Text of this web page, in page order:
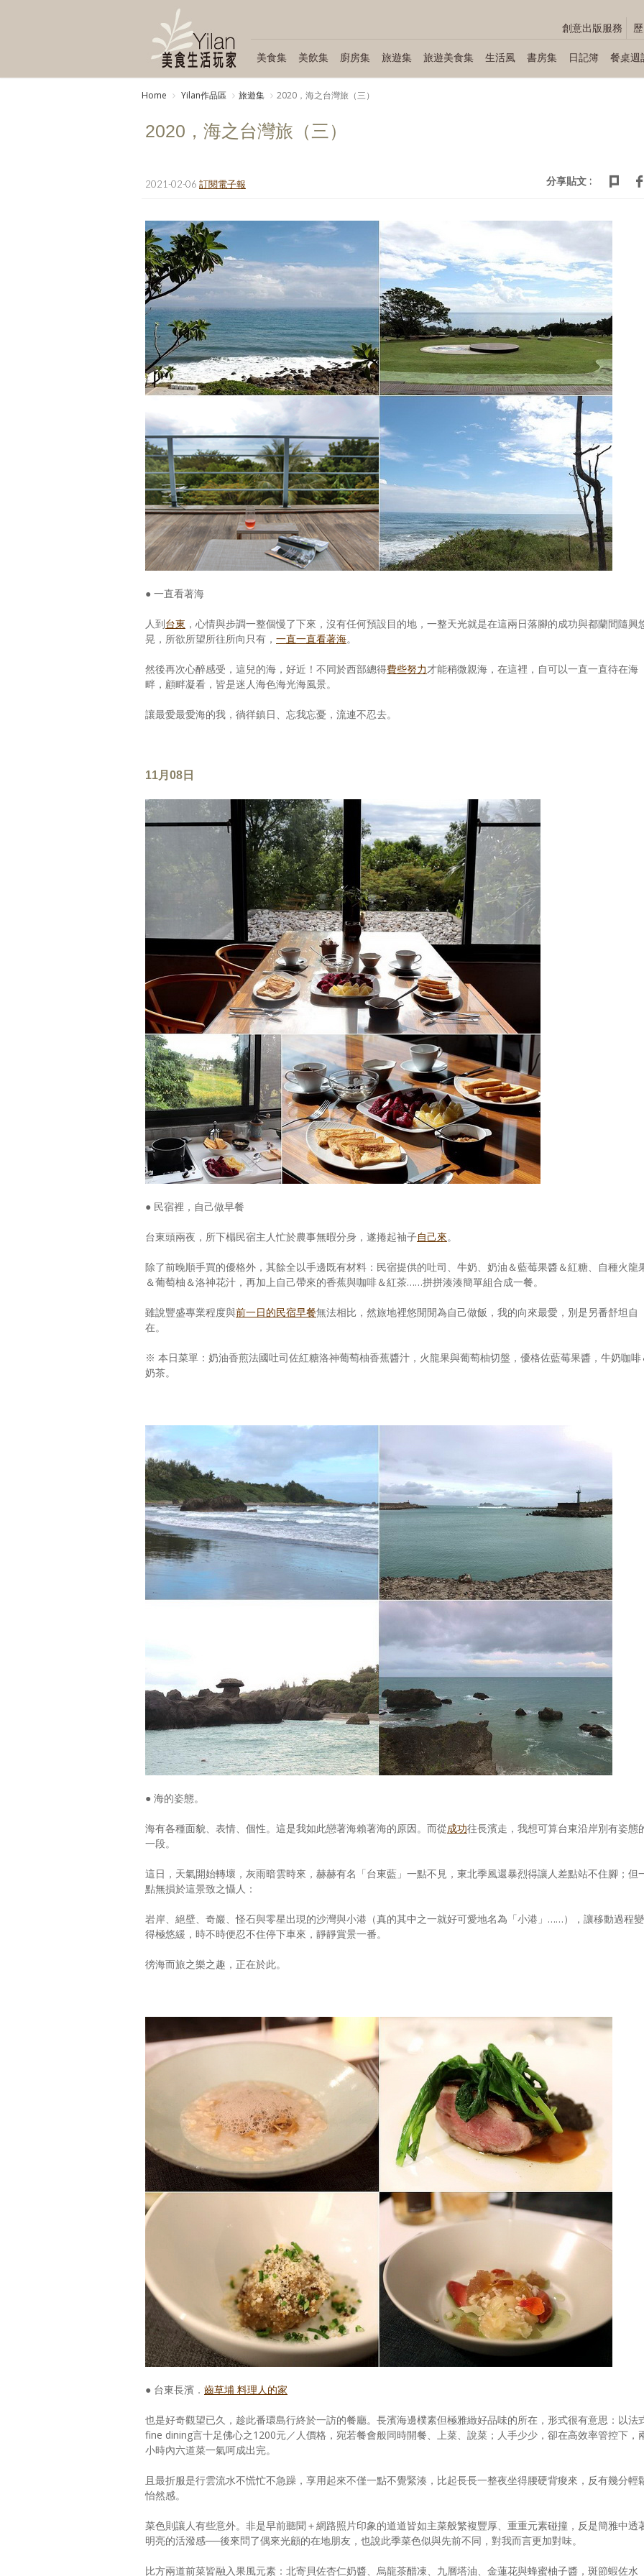
創意出版服務
美食集 美飲集 廚房集 旅遊集 旅遊美食集 生活風 書房集 日記簿 餐桌週
Home Yilan作品區 旅遊集 2020，海之台灣旅（三）
2020，海之台灣旅（三）
2021-02-06 訂閱電子報 分享貼文 :
● 一直看著海
人到台東 ，心情與步調一整個慢了下來，沒有任何預設目的地，一整天光就是在這兩日落腳的成功與都蘭間隨興
晃，所欲所望所往所向只有， 一直一直看著海。
然後再次心醉感受，這兒的海，好近！不同於西部總得費些努力才能稍微親海，在這裡，自可以一直一直待在海
畔，顧畔凝看，皆是迷人海色海光海風景。
讓最愛最愛海的我，徜徉鎮日、忘我忘憂，流連不忍去。
11月08日
● 民宿裡，自己做早餐
台東頭兩夜，所下榻民宿主人忙於農事無暇分身，遂捲起袖子自己來。
除了前晚順手買的優格外，其餘全以手邊既有材料：民宿提供的吐司、牛奶、奶油＆藍莓果醬＆紅糖、自種火龍
＆葡萄柚＆洛神花汁，再加上自己帶來的香蕉與咖啡＆紅茶……拼拼湊湊簡單組合成一餐。
雖說豐盛專業程度與前一日的民宿早餐無法相比，然旅地裡悠閒閒為自己做飯，我的向來最愛，別是另番舒坦自
在。
※ 本日菜單：奶油香煎法國吐司佐紅糖洛神葡萄柚香蕉醬汁，火龍果與葡萄柚切盤，優格佐藍莓果醬，牛奶咖啡
奶茶。
● 海的姿態。
海有各種面貌、表情、個性。這是我如此戀著海賴著海的原因。而從成功往長濱走，我想可算台東沿岸別有姿態
一段。
這日，天氣開始轉壞，灰雨暗雲時來，赫赫有名「台東藍」一點不見，東北季風還暴烈得讓人差點站不住腳；但
點無損於這景致之懾人：
岩岸、絕壁、奇巖、怪石與零星出現的沙灣與小港（真的其中之一就好可愛地名為「小港」……），讓移動過程變
得極悠緩，時不時便忍不住停下車來，靜靜賞景一番。
徬海而旅之樂之趣，正在於此。
● 台東長濱． 齒草埔 料理人的家
也是好奇觀望已久，趁此番環島行終於一訪的餐廳。長濱海邊樸素但極雅緻好品味的所在，形式很有意思：以法
fine dining言十足佛心之1200元／人價格，宛若餐會般同時開餐、上菜、說菜；人手少少，卻在高效率管控下，
小時內六道菜一氣呵成出完。
且最折服是行雲流水不慌忙不急躁，享用起來不僅一點不覺緊湊，比起長長一整夜坐得腰硬背痠來，反有幾分輕
怡然感。
菜色則讓人有些意外。非是早前聽聞＋網路照片印象的道道皆如主菜般繁複豐厚、重重元素碰撞，反是簡雅中透
明亮的活潑感──後來問了偶來光顧的在地朋友，也說此季菜色似與先前不同，對我而言更加對味。
比方兩道前菜皆融入果風元素：北寄貝佐杏仁奶醬、烏龍茶醋凍、九層塔油、金蓮花與蜂蜜柚子醬，斑節蝦佐水